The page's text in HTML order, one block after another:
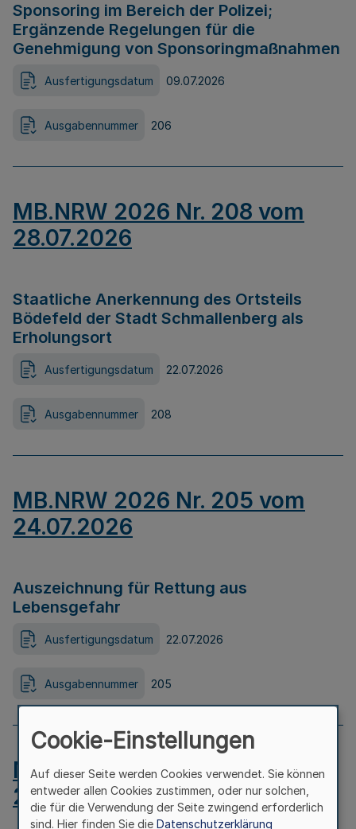
Sponsoring im Bereich der Polizei;
Ergänzende Regelungen für die
Genehmigung von Sponsoringmaßnahmen
Ausfertigungsdatum 09.07.2026
Ausgabennummer 206
MB.NRW 2026 Nr. 208 vom
28.07.2026
Staatliche Anerkennung des Ortsteils
Bödefeld der Stadt Schmallenberg als
Erholungsort
Ausfertigungsdatum 22.07.2026
Ausgabennummer 208
MB.NRW 2026 Nr. 205 vom
24.07.2026
Auszeichnung für Rettung aus
Lebensgefahr
Ausfertigungsdatum 22.07.2026
Ausgabennummer 205
MB.NRW 2026 Nr. 204 vom
24.07.2026
Cookie-Einstellungen
Auf dieser Seite werden Cookies verwendet. Sie können
entweder allen Cookies zustimmen, oder nur solchen,
die für die Verwendung der Seite zwingend erforderlich
sind. Hier finden Sie die Datenschutzerklärung